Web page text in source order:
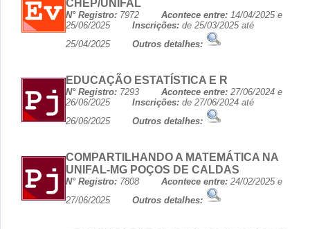
CHEP/UNIFAL
N° Registro: 7972 Acontece entre: 14/04/2025 e
25/06/2025 Inscrições: de 25/03/2025 até
25/04/2025 Outros detalhes:
EDUCAÇÃO ESTATÍSTICA E R
N° Registro: 7293 Acontece entre: 27/06/2024 e
26/06/2025 Inscrições: de 27/06/2024 até
26/06/2025 Outros detalhes:
COMPARTILHANDO A MATEMÁTICA NA
UNIFAL-MG POÇOS DE CALDAS
N° Registro: 7808 Acontece entre: 24/02/2025 e
27/06/2025 Outros detalhes: